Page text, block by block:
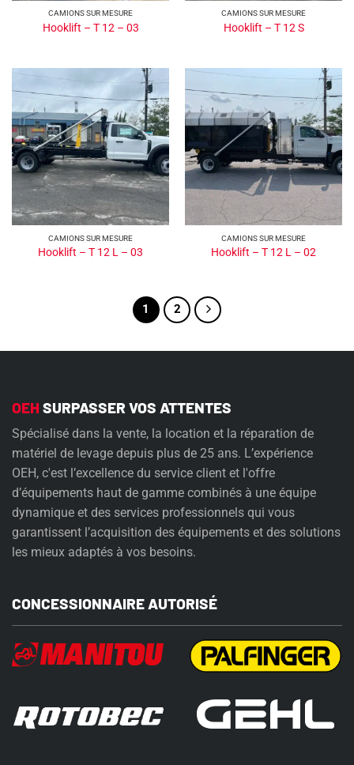
CAMIONS SUR MESURE
Hooklift – T 12 – 03
CAMIONS SUR MESURE
Hooklift – T 12 S
CAMIONS SUR MESURE
Hooklift – T 12 L – 03
CAMIONS SUR MESURE
Hooklift – T 12 L – 02
1 2
OEH SURPASSER VOS ATTENTES
Spécialisé dans la vente, la location et la réparation de
matériel de levage depuis plus de 25 ans. L’expérience
OEH, c'est l’excellence du service client et l'offre
d’équipements haut de gamme combinés à une équipe
dynamique et des services professionnels qui vous
garantissent l’acquisition des équipements et des solutions
les mieux adaptés à vos besoins.
CONCESSIONNAIRE AUTORISÉ